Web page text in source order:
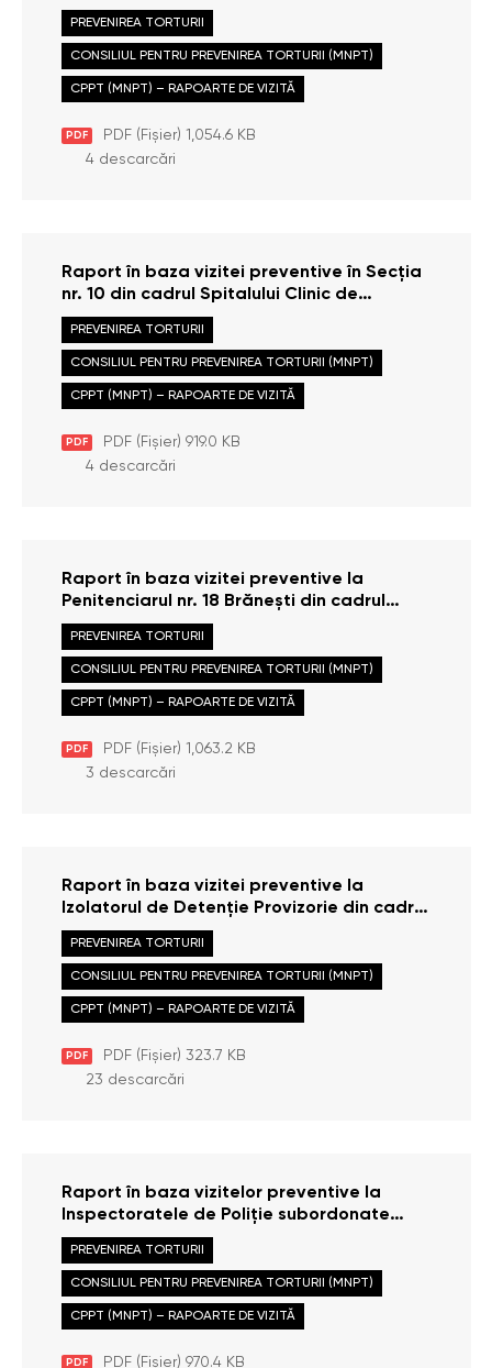
Persoane cu Dizabilități, municipiul
Hîncești, efectuate la data de 5
decembrie 2025
PDF PDF (Fișier) 1,054.6 KB
PREVENIREA TORTURII
CONSILIUL PENTRU PREVENIREA TORTURII (MNPT)
CPPT (MNPT) – RAPOARTE DE VIZITĂ
4 descarcări
Raport în baza vizitei preventive în Secția
nr. 10 din cadrul Spitalului Clinic de
Psihiatrie, orașul Codru, municipiul
Chișinău, efectuate la data de 3
decembrie 2025
PDF PDF (Fișier) 919.0 KB
PREVENIREA TORTURII
CONSILIUL PENTRU PREVENIREA TORTURII (MNPT)
CPPT (MNPT) – RAPOARTE DE VIZITĂ
4 descarcări
Raport în baza vizitei preventive la
Penitenciarul nr. 18 Brănești din cadrul
Administrației Naționale a Penitenciarelor,
efectuate la data de 25 octombrie 2025
PDF PDF (Fișier) 1,063.2 KB
PREVENIREA TORTURII
CONSILIUL PENTRU PREVENIREA TORTURII (MNPT)
CPPT (MNPT) – RAPOARTE DE VIZITĂ
3 descarcări
Raport în baza vizitei preventive la
Izolatorul de Detenție Provizorie din cadrul
Inspectoratului de Poliție Hîncești,
efectuate la data de 15 octombrie 2025
PDF PDF (Fișier) 323.7 KB
PREVENIREA TORTURII
CONSILIUL PENTRU PREVENIREA TORTURII (MNPT)
CPPT (MNPT) – RAPOARTE DE VIZITĂ
23 descarcări
Raport în baza vizitelor preventive la
Inspectoratele de Poliţie subordonate
Direcţiei de Poliţie a municipiului Chişinău
și Izolatorul de Detenție Provizorie din
cadrul Direcţiei de Poliţie a municipiului
Chişinău, efectuate la data de 22 iunie
2025
PDF PDF (Fișier) 970.4 KB
PREVENIREA TORTURII
CONSILIUL PENTRU PREVENIREA TORTURII (MNPT)
CPPT (MNPT) – RAPOARTE DE VIZITĂ